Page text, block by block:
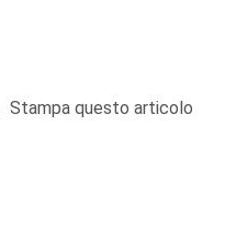
Stampa questo articolo